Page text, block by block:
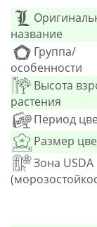
название
Группа/
особенности
Высота
растения
Период
Размер
Зона USDA